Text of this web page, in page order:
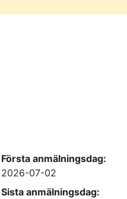
Första anmälningsdag:
2026-07-02
Sista anmälningsdag: